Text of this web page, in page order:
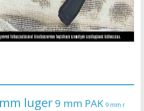
luger9 mm PAK 9 mm r